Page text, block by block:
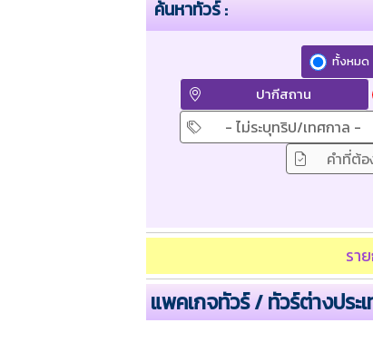
ค้นหาทัวร์ :
ทั้งหมด
รา
แพคเกจทัวร์ / ทัวร์ต่างประ